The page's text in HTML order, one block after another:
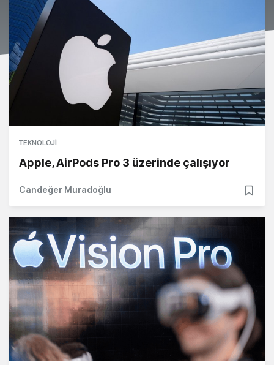
TEKNOLOJI
Apple, AirPods Pro 3 üzerinde çalışıyor
Candeğer Muradoğlu